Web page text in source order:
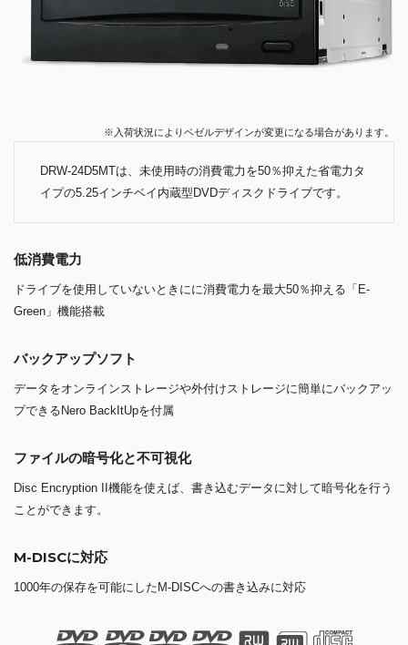
※入荷状況によりベゼルデザインが変更になる場合があります。
DRW-24D5MTは、未使用時の消費電力を50％抑えた省電力タ
イプの5.25インチベイ内蔵型DVDディスクドライブです。
低消費電力
ドライブを使用していないときにに消費電力を最大50％抑える「E-
Green」機能搭載
バックアップソフト
データをオンラインストレージや外付けストレージに簡単にバックアッ
プできるNero BackItUpを付属
ファイルの暗号化と不可視化
Disc Encryption II機能を使えば、書き込むデータに対して暗号化を行う
ことができます。
M-DISCに対応
1000年の保存を可能にしたM-DISCへの書き込みに対応